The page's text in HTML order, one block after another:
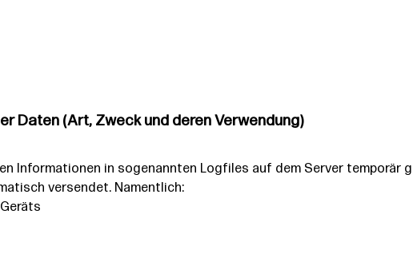
Daten (Art, Zweck und deren Verwendung)
Informationen in sogenannten Logfiles auf dem Server temporär
versendet. Namentlich: